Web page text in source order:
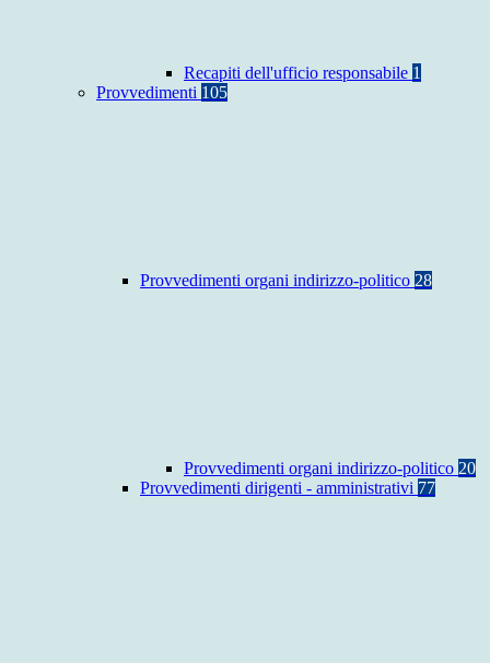
Recapiti dell'ufficio responsabile 1
Provvedimenti 105
Provvedimenti organi indirizzo-politico 28
Provvedimenti organi indirizzo-politico 20
Provvedimenti dirigenti - amministrativi 77